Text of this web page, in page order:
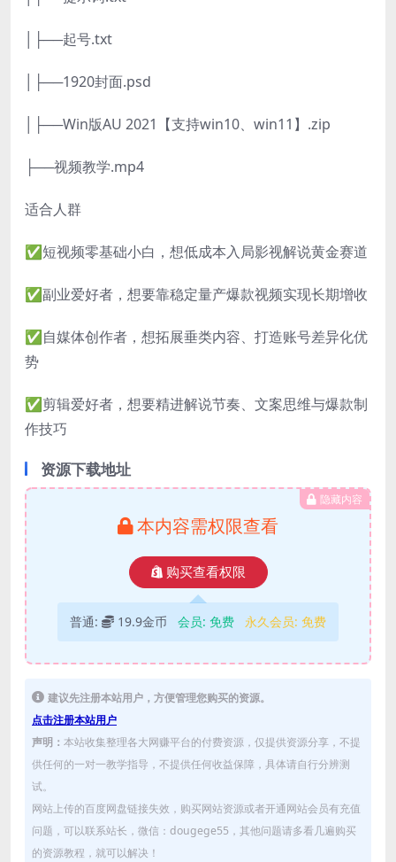
│├──起号.txt
│├──1920封面.psd
│├──Win版AU 2021【支持win10、win11】.zip
├──视频教学.mp4
适合人群
✅短视频零基础小白，想低成本入局影视解说黄金赛道
✅副业爱好者，想要靠稳定量产爆款视频实现长期增收
✅自媒体创作者，想拓展垂类内容、打造账号差异化优
势
✅剪辑爱好者，想要精进解说节奏、文案思维与爆款制
作技巧
资源下载地址
隐藏内容
本内容需权限查看
购买查看权限
普通: 19.9金币 会员: 免费 永久会员: 免费
建议先注册本站用户，方便管理您购买的资源。
点击注册本站用户
声明： 本站收集整理各大网赚平台的付费资源，仅提供资源分享，不提
供任何的一对一教学指导，不提供任何收益保障，具体请自行分辨测
试。
网站上传的百度网盘链接失效，购买网站资源或者开通网站会员有充值
问题，可以联系站长，微信：dougege55，其他问题请多看几遍购买
的资源教程，就可以解决！